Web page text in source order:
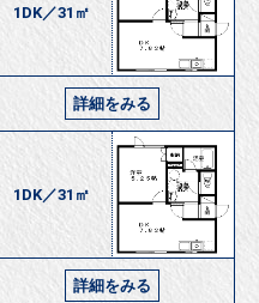
1DK／31㎡
詳細をみる
1DK／31㎡
詳細をみる